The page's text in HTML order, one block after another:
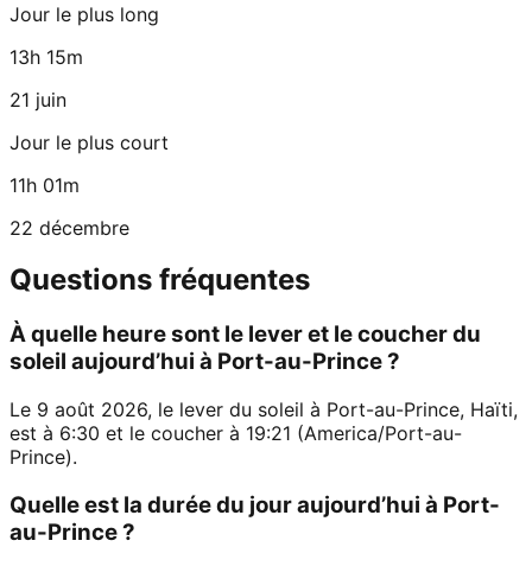
Jour le plus long
13h 15m
21 juin
Jour le plus court
11h 01m
22 décembre
Questions fréquentes
À quelle heure sont le lever et le coucher du
soleil aujourd’hui à Port-au-Prince ?
Le 9 août 2026, le lever du soleil à Port-au-Prince, Haïti,
est à 6:30 et le coucher à 19:21 (America/Port-au-
Prince).
Quelle est la durée du jour aujourd’hui à Port-
au-Prince ?